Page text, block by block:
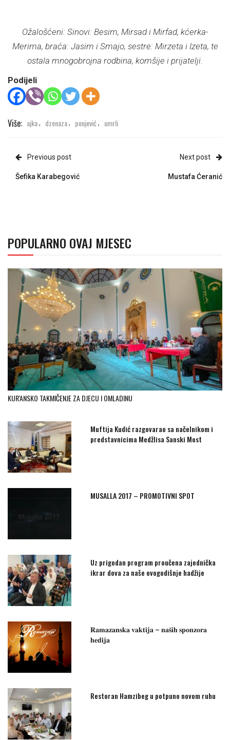
Ožalošćeni: Sinovi: Besim, Mirsad i Mirfad, kćerka-
Merima, braća: Jasim i Smajo, sestre: Mirzeta i Izeta, te
ostala mnogobrojna rodbina, komšije i prijatelji.
Podijeli
Više: ajka, dzenaza, ponjević , umrli
Previous post
Šefika Karabegović
Next post
Mustafa Ćeranić
POPULARNO OVAJ MJESEC
KUR'ANSKO TAKMIČENJE ZA DJECU I OMLADINU
Muftija Kudić razgovarao sa načelnikom i
predstavnicima Medžlisa Sanski Most
MUSALLA 2017 – PROMOTIVNI SPOT
Uz prigodan program proučena zajednička
ikrar dova za naše ovogodišnje hadžije
𝐑𝐚𝐦𝐚𝐳𝐚𝐧𝐬𝐤𝐚 𝐯𝐚𝐤𝐭𝐢𝐣𝐚 – 𝐧𝐚𝐬̌𝐢𝐡 𝐬𝐩𝐨𝐧𝐳𝐨𝐫𝐚
𝐡𝐞𝐝𝐢𝐣𝐚
Restoran Hamzibeg u potpuno novom ruhu